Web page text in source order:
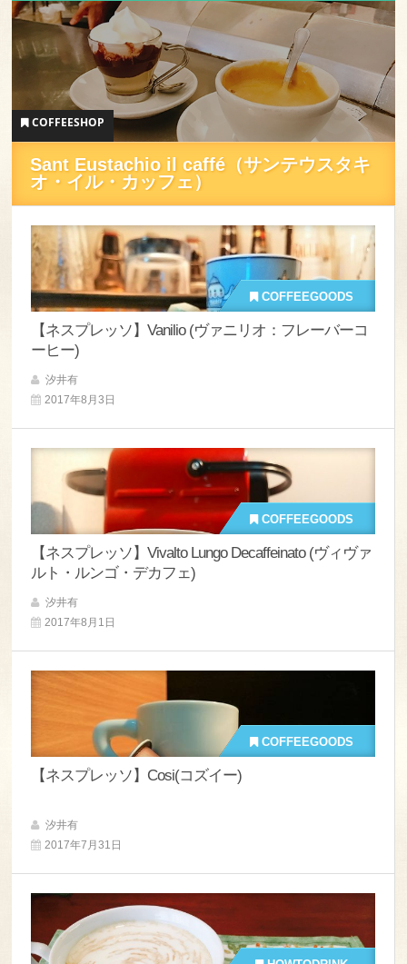
Sant Eustachio il caffé（サンテウスタキ
オ・イル・カッフェ）
COFFEESHOP
COFFEEGOODS
【ネスプレッソ】Vanilio (ヴァニリオ：フレーバーコ
ーヒー)
汐井有
2017年8月3日
COFFEEGOODS
【ネスプレッソ】Vivalto Lungo Decaffeinato (ヴィヴァ
ルト・ルンゴ・デカフェ)
汐井有
2017年8月1日
COFFEEGOODS
【ネスプレッソ】Cosi(コズイー)
汐井有
2017年7月31日